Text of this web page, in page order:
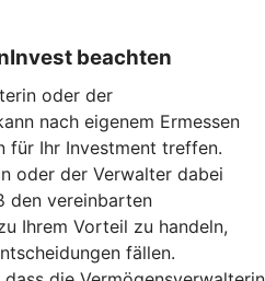
beachten
oder der
nach eigenem Ermessen
für Ihr Investment treffen.
oder der Verwalter dabei
den vereinbarten
Ihrem Vorteil zu handeln,
fällen.